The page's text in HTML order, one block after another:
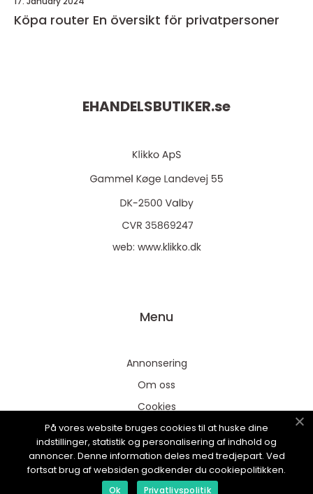
Köpa router En översikt för privatpersoner
EHANDELSBUTIKER.se
web: www.klikko.dk
Menu
Annonsering
Om oss
Cookies
Kontakta oss
Sitemap
På vores website bruges cookies til at huske dine
indstillinger, statistik og personalisering af indhold og
annoncer. Denne information deles med tredjepart. Ved
fortsat brug af websiden godkender du cookiepolitikken.
Ok Privatlivspolitik